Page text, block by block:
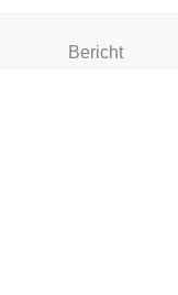
Bericht